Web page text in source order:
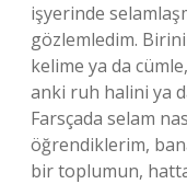
işyerinde
gözlemledim.
kelime ya da
anki ruh halini ya
Farsçada selam
öğrendiklerim,
bir toplumun, hatta